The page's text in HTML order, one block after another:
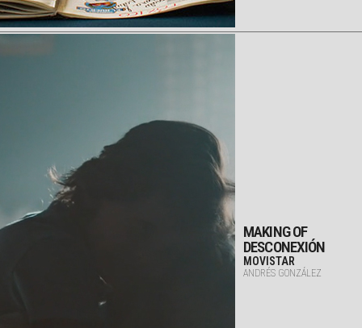
MAKING OF
DESCONEXIÓN
MOVISTAR
ANDRÉS GONZÁLEZ